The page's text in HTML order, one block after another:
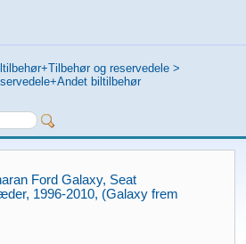
og reservedele >
biltilbehør
Ford Galaxy, Seat
1996-2010, (Galaxy frem